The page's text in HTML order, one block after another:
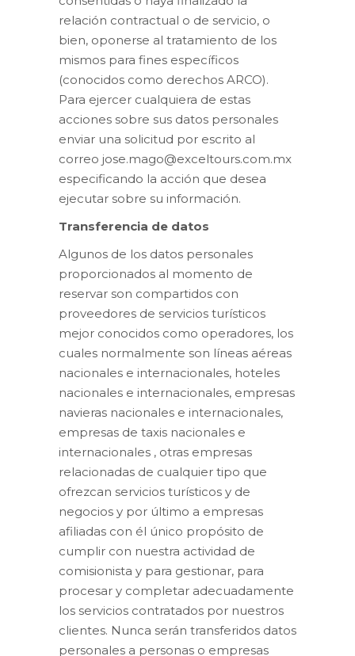
relación contractual o de servicio, o
bien, oponerse al tratamiento de los
mismos para fines específicos
(conocidos como derechos ARCO).
Para ejercer cualquiera de estas
acciones sobre sus datos personales
enviar una solicitud por escrito al
correo jose.mago@exceltours.com.mx
especificando la acción que desea
ejecutar sobre su información.
Transferencia de datos
Algunos de los datos personales
proporcionados al momento de
reservar son compartidos con
proveedores de servicios turísticos
mejor conocidos como operadores, los
cuales normalmente son líneas aéreas
nacionales e internacionales, hoteles
nacionales e internacionales, empresas
navieras nacionales e internacionales,
empresas de taxis nacionales e
internacionales , otras empresas
relacionadas de cualquier tipo que
ofrezcan servicios turísticos y de
negocios y por último a empresas
afiliadas con él único propósito de
cumplir con nuestra actividad de
comisionista y para gestionar, para
procesar y completar adecuadamente
los servicios contratados por nuestros
clientes. Nunca serán transferidos datos
personales a personas o empresas